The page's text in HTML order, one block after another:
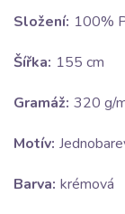
Složení: 100%
Šířka: 155 cm
Gramáž: 320 g/
Motív:
Barva: krémová